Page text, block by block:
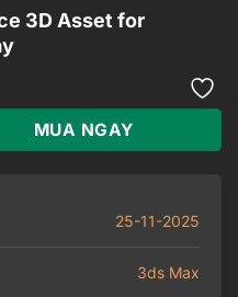
3D Asset for
MUA NGAY
25-11-2025
3ds Max